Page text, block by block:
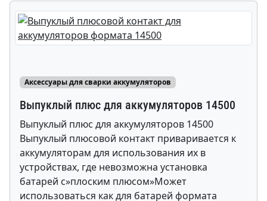
Аксессуары для сварки аккумуляторов
Выпуклый плюс для аккумуляторов 14500
Выпуклый плюс для аккумуляторов 14500
Выпуклый плюсовой контакт приваривается к
аккумуляторам для использования их в
устройствах, где невозможна установка
батарей с»плоским плюсом»Может
использоваться как для батарей формата